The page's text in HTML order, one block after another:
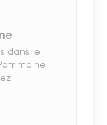
dans le